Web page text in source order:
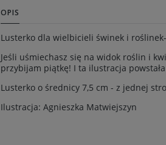
OPIS
Lusterko dla wielbicieli świnek i
Jeśli uśmiechasz się na widok roślin i
przybijam piątkę! I ta ilustracja
Lusterko o średnicy 7,5 cm - z jednej
Ilustracja: Agnieszka Matwiejszyn